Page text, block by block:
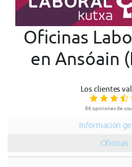
Oficinas
en Ansóain
Los clientes
86 opiniones de
Información
Oficinas